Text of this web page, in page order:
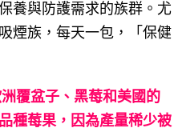
養與防護需求的族群。尤
煙族，每天一包，「保健
覆盆子、黑莓和美國的
種莓果，因為產量稀少被